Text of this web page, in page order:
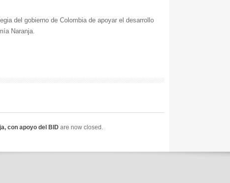
del gobierno de Colombia de apoyar el desarrollo
Naranja.
con apoyo del BID are now closed.